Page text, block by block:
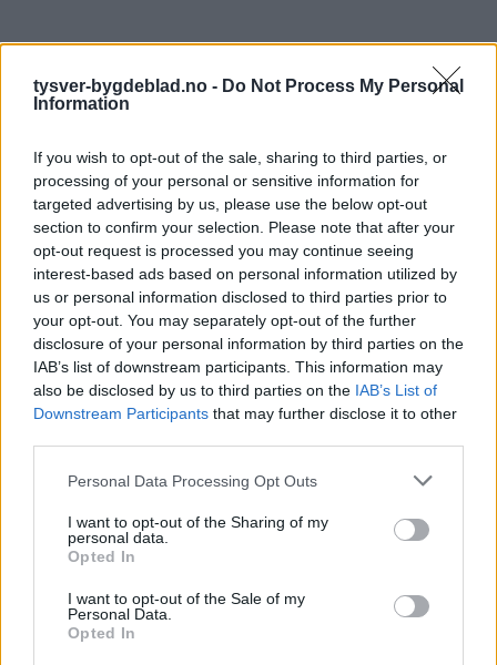
tysver-bygdeblad.no - Do Not Process My Personal
Information
If you wish to opt-out of the sale, sharing to third parties, or
processing of your personal or sensitive information for
targeted advertising by us, please use the below opt-out
section to confirm your selection. Please note that after your
opt-out request is processed you may continue seeing
interest-based ads based on personal information utilized by
us or personal information disclosed to third parties prior to
your opt-out. You may separately opt-out of the further
disclosure of your personal information by third parties on the
IAB’s list of downstream participants. This information may
also be disclosed by us to third parties on the IAB’s List of
Downstream Participants that may further disclose it to other
Personal Data Processing Opt Outs
I want to opt-out of the Sharing of my
personal data.
Opted In
I want to opt-out of the Sale of my
Personal Data.
Opted In